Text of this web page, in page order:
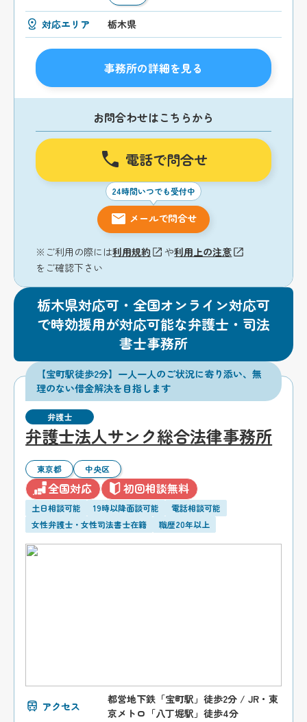
対応エリア 栃木県
事務所の詳細を見る
お問合わせはこちらから
電話で問合せ
24時間いつでも受付中
メールで問合せ
※ご利用の際には利用規約 や利用上の注意
をご確認下さい
栃木県対応可・全国オンライン対応可
で時効援用が対応可能な弁護士・司法
書士事務所
【宝町駅徒歩2分】一人一人のご状況に寄り添い、無
理のない借金解決を目指します
弁護士
弁護士法人サンク総合法律事務所
東京都 中央区
全国対応 初回相談無料
土日相談可能 19時以降面談可能
電話相談可能
女性弁護士・女性司法書士在籍
職歴20年以上
アクセス
都営地下鉄「宝町駅」徒歩2分 / JR・東
京メトロ「八丁堀駅」徒歩4分